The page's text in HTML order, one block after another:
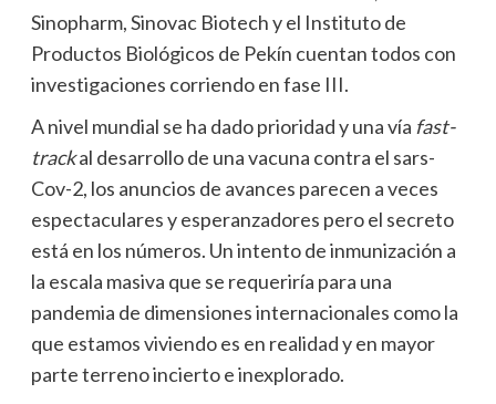
Sinopharm, Sinovac Biotech y el Instituto de
Productos Biológicos de Pekín cuentan todos con
investigaciones corriendo en fase III.
A nivel mundial se ha dado prioridad y una vía fast-
trackal desarrollo de una vacuna contra el sars-
Cov-2, los anuncios de avances parecen a veces
espectaculares y esperanzadores pero el secreto
está en los números. Un intento de inmunización a
la escala masiva que se requeriría para una
pandemia de dimensiones internacionales como la
que estamos viviendo es en realidad y en mayor
parte terreno incierto e inexplorado.